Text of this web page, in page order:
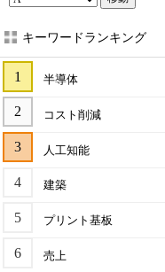
キーワードランキング
半導体
コスト削減
人工知能
建築
プリント基板
売上